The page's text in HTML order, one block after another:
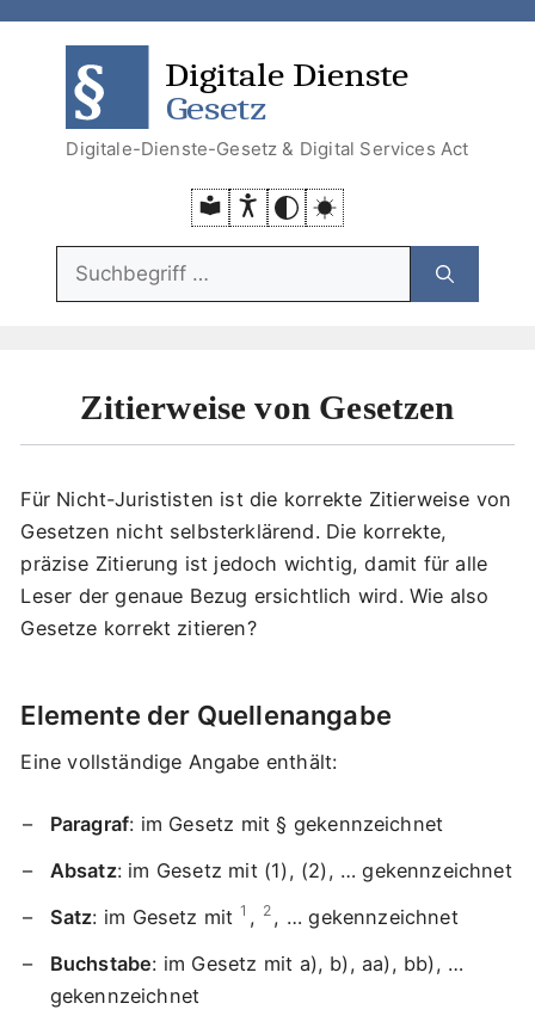
springen
springen
Digitale-Dienste-Gesetz & Digital Services Act
Suchfunktion:
Zitierweise von Gesetzen
Für Nicht-Jurististen ist die korrekte Zitierweise von
Gesetzen nicht selbsterklärend. Die korrekte,
präzise Zitierung ist jedoch wichtig, damit für alle
Leser der genaue Bezug ersichtlich wird. Wie also
Gesetze korrekt zitieren?
Elemente der Quellenangabe
Eine vollständige Angabe enthält:
Paragraf: im Gesetz mit § gekennzeichnet
Absatz: im Gesetz mit (1), (2), … gekennzeichnet
Satz: im Gesetz mit 1 , 2 , … gekennzeichnet
Buchstabe: im Gesetz mit a), b), aa), bb), …
gekennzeichnet